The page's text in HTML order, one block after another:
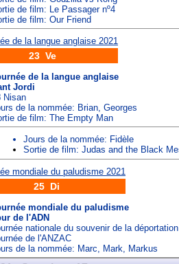
de film: Le Passager nº4
de film: Our Friend
23 Ve
de la langue anglaise
Jordi
Nisan
de la nommée: Brian, Georges
de film: The Empty Man
Jours de la nommée: Fidèle
Sortie de film: Judas and the Black
25 Di
mondiale du paludisme
de l'ADN
nationale du souvenir de la déportation
de l'ANZAC
de la nommée: Marc, Mark, Markus